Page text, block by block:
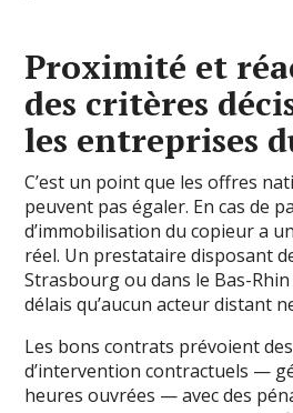
Proximité et
des critères
les entreprises
C’est un point que les offres
peuvent pas égaler. En cas de
d’immobilisation du copieur a
réel. Un prestataire disposant
Strasbourg ou dans le Bas-
délais qu’aucun acteur distant
Les bons contrats prévoient
d’intervention contractuels —
heures ouvrées — avec des